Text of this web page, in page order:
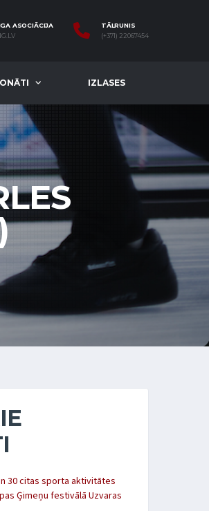
ASOCIĀCIJA
TĀLRUNIS
(+371) 22067454
IZLASES
30 citas sporta aktivitātes
Ģimeņu festivālā Uzvaras